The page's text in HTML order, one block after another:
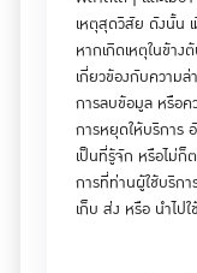
เหตุสุดวิสัย ดังนั้น
หากเกิดเหตุในข้า
เกี่ยวข้องกับความ
การลบข้อมูล หรือค
การหยุดให้บริการ
เป็นที่รู้จัก หรือไม่ก็
การที่ท่านผู้ใช้บริกา
เก็บ ส่ง หรือ นำไป